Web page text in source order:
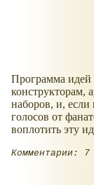
Программа идей
конструкторам,
наборов, и, если
голосов от
воплотить эту
Комментарии: 7